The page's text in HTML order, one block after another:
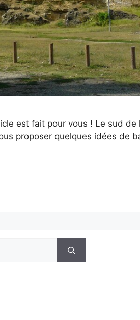
est fait pour vous ! Le sud de
proposer quelques idées de